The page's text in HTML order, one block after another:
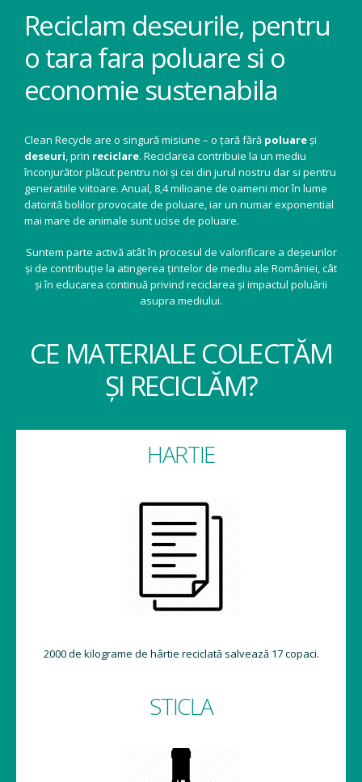
Reciclam deseurile, pentru
o tara fara poluare si o
economie sustenabila
Clean Recycle are o singură misiune – o țară fără poluareși
deseuri, prin reciclare. Reciclarea contribuie la un mediu
înconjurător plăcut pentru noi și cei din jurul nostru dar si pentru
generatiile viitoare. Anual, 8,4 milioane de oameni mor în lume
datorită bolilor provocate de poluare, iar un numar exponential
mai mare de animale sunt ucise de poluare.
Suntem parte activă atât în procesul de valorificare a deșeurilor
și de contribuție la atingerea țintelor de mediu ale României, cât
și în educarea continuă privind reciclarea și impactul poluării
asupra mediului.
CE MATERIALE COLECTĂM
ȘI RECICLĂM?
HARTIE
2000 de kilograme de hârtie reciclată salvează 17 copaci.
STICLA